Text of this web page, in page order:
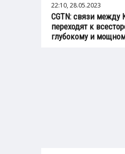
22:10, 28.05.2023
CGTN: связи
переходят к
глубокому и